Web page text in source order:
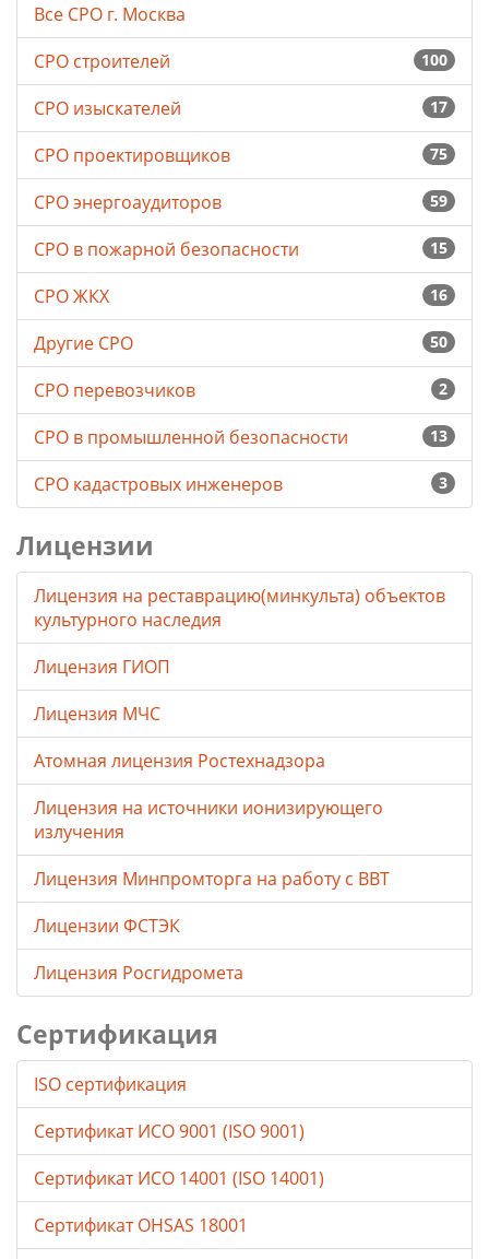
Все СРО г. Москва
100
СРО строителей
17
СРО изыскателей
75
СРО проектировщиков
59
СРО энергоаудиторов
15
СРО в пожарной безопасности
16
СРО ЖКХ
50
Другие СРО
2
СРО перевозчиков
13
СРО в промышленной безопасности
3
СРО кадастровых инженеров
Лицензии
Лицензия на реставрацию(минкульта) объектов
культурного наследия
Лицензия ГИОП
Лицензия МЧС
Атомная лицензия Ростехнадзора
Лицензия на источники ионизирующего
излучения
Лицензия Минпромторга на работу с ВВТ
Лицензии ФСТЭК
Лицензия Росгидромета
Сертификация
ISO сертификация
Сертификат ИСО 9001 (ISO 9001)
Сертификат ИСО 14001 (ISO 14001)
Сертификат OHSAS 18001